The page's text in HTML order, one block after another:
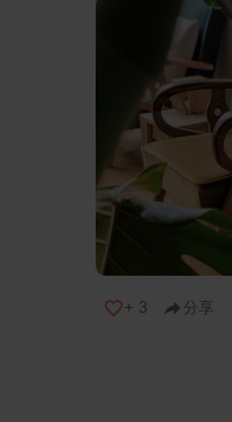
+ 3 分享